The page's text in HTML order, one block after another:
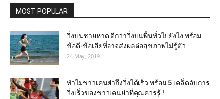
MOST POPULAR
วิ่งบนชายหาด ดีกว่าวิ่งบนพื้นทั่วไปยังไง พร้อม
ข้อดี-ข้อเสียที่อาจส่งผลต่อสุขภาพไม่รู้ตัว
24 May, 2019
ทำไมชาวเคนย่าถึงวิ่งได้เร็ว พร้อม 5 เคล็ดลับการ
วิ่งเร็วของชาวเคนย่าที่คุณควรรู้ !